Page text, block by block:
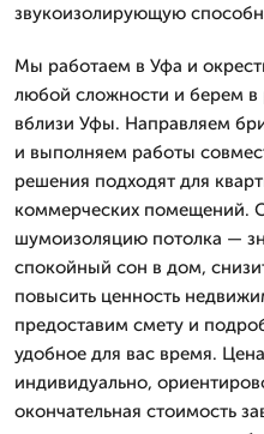
звукоизолирующую
Мы работаем в Уфа и
любой сложности и берем в
вблизи Уфы. Направляем
и выполняем работы
решения подходят для
коммерческих помещений.
шумоизоляцию потолка —
спокойный сон в дом,
повысить ценность
предоставим смету и
удобное для вас время.
индивидуально,
окончательная стоимость